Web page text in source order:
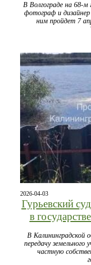
В Волгограде на 68-м
фотограф и
ним пройдет 7
2026-04-03
Гурьевский
в
В Калининградской
передачу земельного
частную